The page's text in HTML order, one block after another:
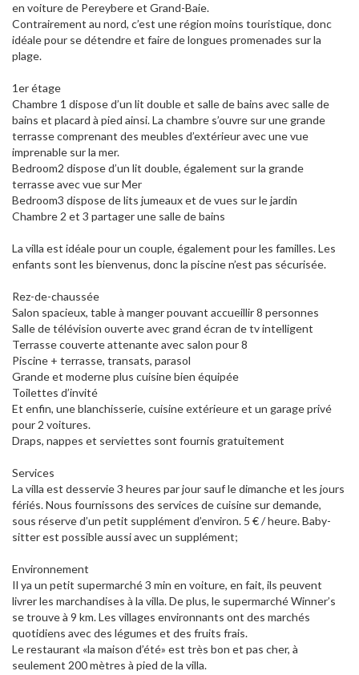
en voiture de Pereybere et Grand-Baie.
Contrairement au nord, c’est une région moins touristique, donc
idéale pour se détendre et faire de longues promenades sur la
plage.
1er étage
Chambre 1 dispose d’un lit double et salle de bains avec salle de
bains et placard à pied ainsi. La chambre s’ouvre sur une grande
terrasse comprenant des meubles d’extérieur avec une vue
imprenable sur la mer.
Bedroom2 dispose d’un lit double, également sur la grande
terrasse avec vue sur Mer
Bedroom3 dispose de lits jumeaux et de vues sur le jardin
Chambre 2 et 3 partager une salle de bains
La villa est idéale pour un couple, également pour les familles. Les
enfants sont les bienvenus, donc la piscine n’est pas sécurisée.
Rez-de-chaussée
Salon spacieux, table à manger pouvant accueillir 8 personnes
Salle de télévision ouverte avec grand écran de tv intelligent
Terrasse couverte attenante avec salon pour 8
Piscine + terrasse, transats, parasol
Grande et moderne plus cuisine bien équipée
Toilettes d’invité
Et enfin, une blanchisserie, cuisine extérieure et un garage privé
pour 2 voitures.
Draps, nappes et serviettes sont fournis gratuitement
Services
La villa est desservie 3 heures par jour sauf le dimanche et les jours
fériés. Nous fournissons des services de cuisine sur demande,
sous réserve d’un petit supplément d’environ. 5 € / heure. Baby-
sitter est possible aussi avec un supplément;
Environnement
Il ya un petit supermarché 3 min en voiture, en fait, ils peuvent
livrer les marchandises à la villa. De plus, le supermarché Winner’s
se trouve à 9 km. Les villages environnants ont des marchés
quotidiens avec des légumes et des fruits frais.
Le restaurant «la maison d’été» est très bon et pas cher, à
seulement 200 mètres à pied de la villa.